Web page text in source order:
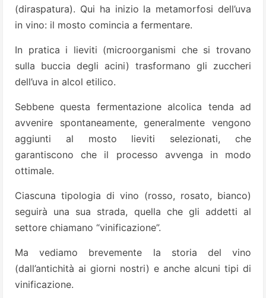
(diraspatura). Qui ha inizio la metamorfosi dell’uva
in vino: il mosto comincia a fermentare.
In pratica i lieviti (microorganismi che si trovano
sulla buccia degli acini) trasformano gli zuccheri
dell’uva in alcol etilico.
Sebbene questa fermentazione alcolica tenda ad
avvenire spontaneamente, generalmente vengono
aggiunti al mosto lieviti selezionati, che
garantiscono che il processo avvenga in modo
ottimale.
Ciascuna tipologia di vino (rosso, rosato, bianco)
seguirà una sua strada, quella che gli addetti al
settore chiamano “vinificazione”.
Ma vediamo brevemente la storia del vino
(dall’antichità ai giorni nostri) e anche alcuni tipi di
vinificazione.